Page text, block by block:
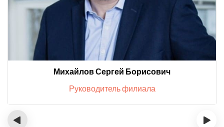
Михайлов Сергей Борисович
Руководитель филиала
‹ ›